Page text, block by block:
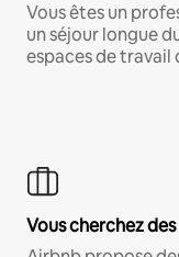
Vous êtes un
un séjour longue
espaces de travail
Vous cherchez